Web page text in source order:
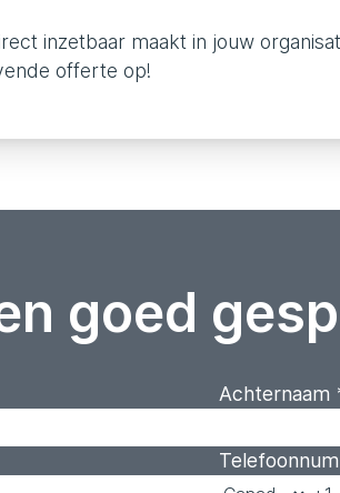
inzetbaar maakt in jouw
offerte op!
goed
Achternaam